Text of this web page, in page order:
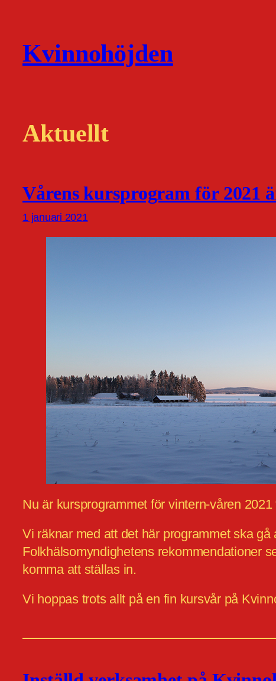
innehåll
Kvinnohöjden
Aktuellt
Vårens kursprogram för 2021
1 januari 2021
Nu är kursprogrammet för vintern-våren
Vi räknar med att det här programmet ska
Folkhälsomyndighetens rekommendationer
komma att ställas in.
Vi hoppas trots allt på en fin kursvår på